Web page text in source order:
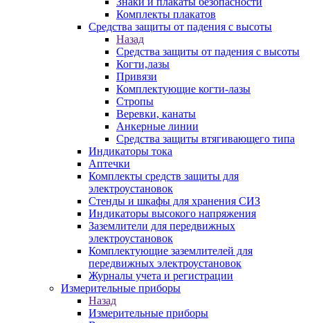
Комплекты плакатов
Средства защиты от падения с высоты
Назад
Средства защиты от падения с высоты
Когти,лазы
Привязи
Комплектующие когти-лазы
Стропы
Веревки, канаты
Анкерные линии
Средства защиты втягивающего типа
Индикаторы тока
Аптечки
Комплекты средств защиты для
электроустановок
Стенды и шкафы для хранения СИЗ
Индикаторы высокого напряжения
Заземлители для передвижных
электроустановок
Комплектующие заземлителей для
передвижных электроустановок
Журналы учета и регистрации
Измерительные приборы
Назад
Измерительные приборы